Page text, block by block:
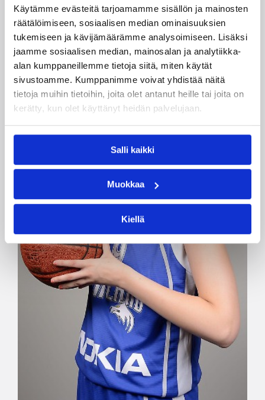
Käytämme evästeitä tarjoamamme sisällön ja mainosten
räätälöimiseen, sosiaalisen median ominaisuuksien
tukemiseen ja kävijämäärämme analysoimiseen. Lisäksi
jaamme sosiaalisen median, mainosalan ja analytiikka-
alan kumppaneillemme tietoja siitä, miten käytät
sivustoamme. Kumppanimme voivat yhdistää näitä
tietoja muihin tietoihin, joita olet antanut heille tai joita on
kerätty, kun olet käyttänyt heidän palvelujaan.
Salli kaikki
Muokkaa
Kiellä
vielä lopussa Tanskan 11 pisteen johdon viiteen,
mutta vieraat voittivat ottelun 82–88 (37–46).